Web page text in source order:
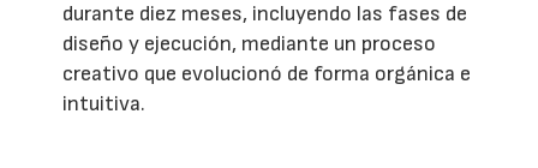
durante diez meses, incluyendo las fases de
diseño y ejecución, mediante un proceso
creativo que evolucionó de forma orgánica e
intuitiva.